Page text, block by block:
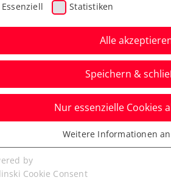
wieder
Essenziell Statistiken
Alle
Speichern &
Nur essenzielle Cookies
Cookies werden für
benötigt. Dadurch ist
Weitere Informationen
by
Cookie Consent